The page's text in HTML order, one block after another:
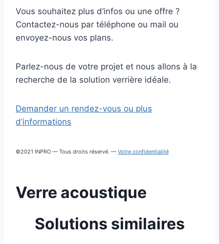
Vous souhaitez plus d’infos ou une offre ?
Contactez-nous par téléphone ou mail ou
envoyez-nous vos plans.
Parlez-nous de votre projet et nous allons à la
recherche de la solution verrière idéale.
Demander un rendez-vous ou plus
d’informations
©2021 INPRO — Tous droits réservé. — Votre confidentialité
Verre acoustique
Solutions similaires